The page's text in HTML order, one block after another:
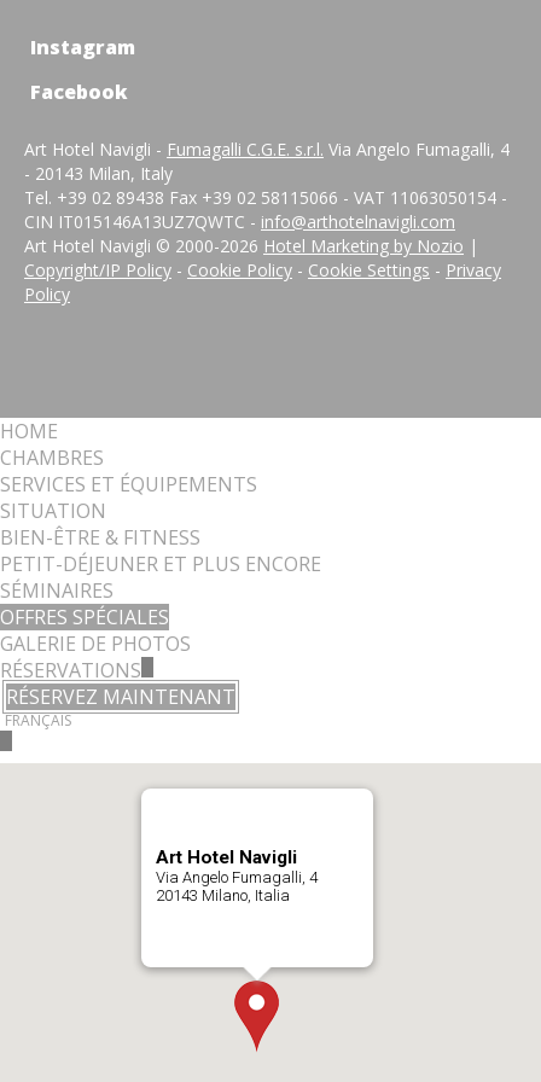
Instagram
Facebook
Art Hotel Navigli - Fumagalli C.G.E. s.r.l. Via Angelo Fumagalli, 4
- 20143 Milan, Italy
Tel. +39 02 89438 Fax +39 02 58115066 - VAT 11063050154 -
CIN IT015146A13UZ7QWTC - info@arthotelnavigli.com
Art Hotel Navigli © 2000-2026 Hotel Marketing by Nozio |
Copyright/IP Policy - Cookie Policy - Cookie Settings - Privacy
Policy
HOME
CHAMBRES
SERVICES ET ÉQUIPEMENTS
SITUATION
BIEN-ÊTRE & FITNESS
PETIT-DÉJEUNER ET PLUS ENCORE
SÉMINAIRES
OFFRES SPÉCIALES
GALERIE DE PHOTOS
RÉSERVATIONS
RÉSERVEZ MAINTENANT
FRANÇAIS